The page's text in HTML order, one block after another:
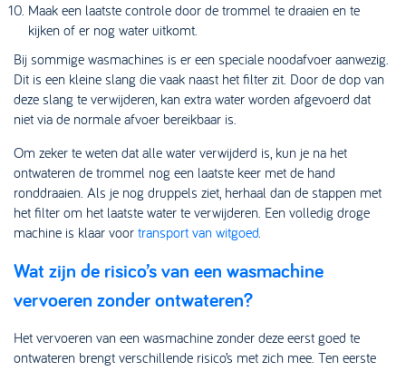
Maak een laatste controle door de trommel te draaien en te
kijken of er nog water uitkomt.
Bij sommige wasmachines is er een speciale noodafvoer aanwezig.
Dit is een kleine slang die vaak naast het filter zit. Door de dop van
deze slang te verwijderen, kan extra water worden afgevoerd dat
niet via de normale afvoer bereikbaar is.
Om zeker te weten dat alle water verwijderd is, kun je na het
ontwateren de trommel nog een laatste keer met de hand
ronddraaien. Als je nog druppels ziet, herhaal dan de stappen met
het filter om het laatste water te verwijderen. Een volledig droge
machine is klaar voor transport van witgoed.
Wat zijn de risico’s van een wasmachine
vervoeren zonder ontwateren?
Het vervoeren van een wasmachine zonder deze eerst goed te
ontwateren brengt verschillende risico’s met zich mee. Ten eerste